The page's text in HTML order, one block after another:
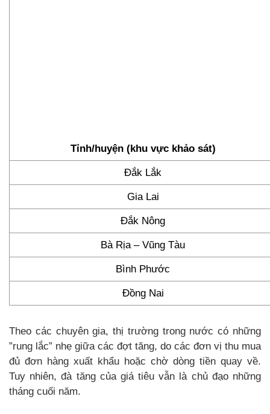
Tỉnh/huyện (khu vực khảo sát)
Đắk Lắk
Gia Lai
Đắk Nông
Bà Rịa – Vũng Tàu
Bình Phước
Đồng Nai
Theo các chuyên gia, thị trường trong nước có những
”rung lắc” nhẹ giữa các đợt tăng, do các đơn vị thu mua
đủ đơn hàng xuất khẩu hoặc chờ dòng tiền quay về.
Tuy nhiên, đà tăng của giá tiêu vẫn là chủ đạo những
tháng cuối năm.